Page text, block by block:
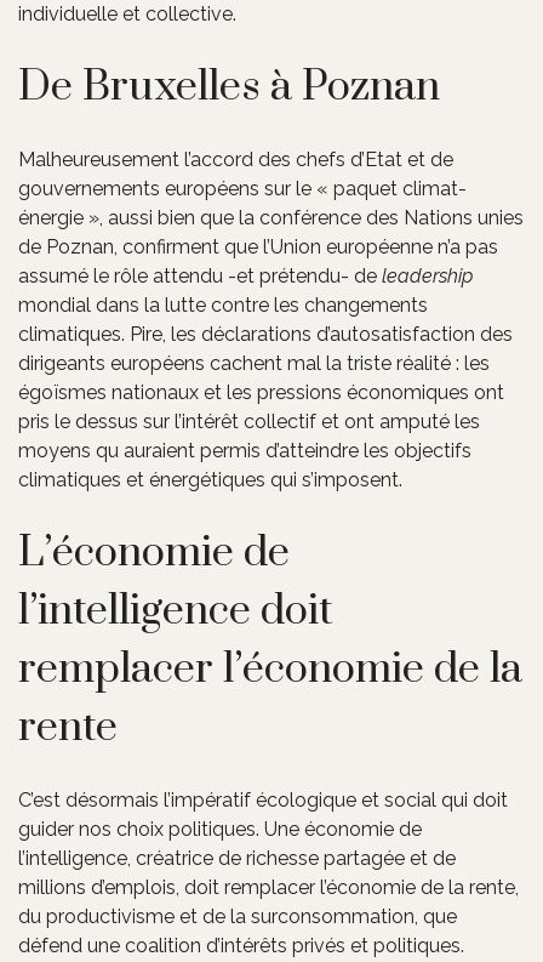
individuelle et collective.
De Bruxelles à Poznan
Malheureusement l’accord des chefs d’Etat et de
gouvernements européens sur le « paquet climat-
énergie », aussi bien que la conférence des Nations unies
de Poznan, confirment que l’Union européenne n’a pas
assumé le rôle attendu -et prétendu- de leadership
mondial dans la lutte contre les changements
climatiques. Pire, les déclarations d’autosatisfaction des
dirigeants européens cachent mal la triste réalité : les
égoïsmes nationaux et les pressions économiques ont
pris le dessus sur l’intérêt collectif et ont amputé les
moyens qu auraient permis d’atteindre les objectifs
climatiques et énergétiques qui s’imposent.
L’économie de
l’intelligence doit
remplacer l’économie de la
rente
C’est désormais l’impératif écologique et social qui doit
guider nos choix politiques. Une économie de
l’intelligence, créatrice de richesse partagée et de
millions d’emplois, doit remplacer l’économie de la rente,
du productivisme et de la surconsommation, que
défend une coalition d’intérêts privés et politiques.